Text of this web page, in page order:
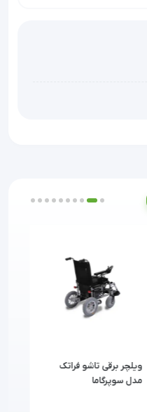
ویلچر برقی تاشو فراتک
مدل سوپرگاما